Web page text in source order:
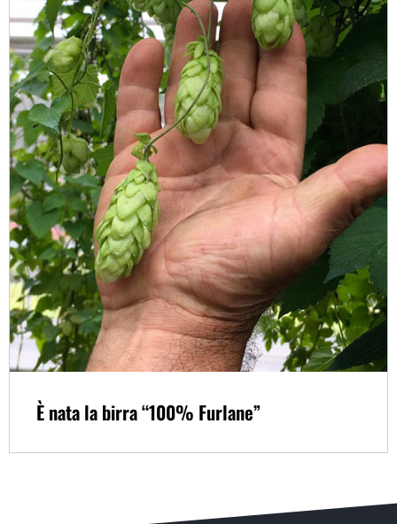
È nata la birra “100% Furlane”